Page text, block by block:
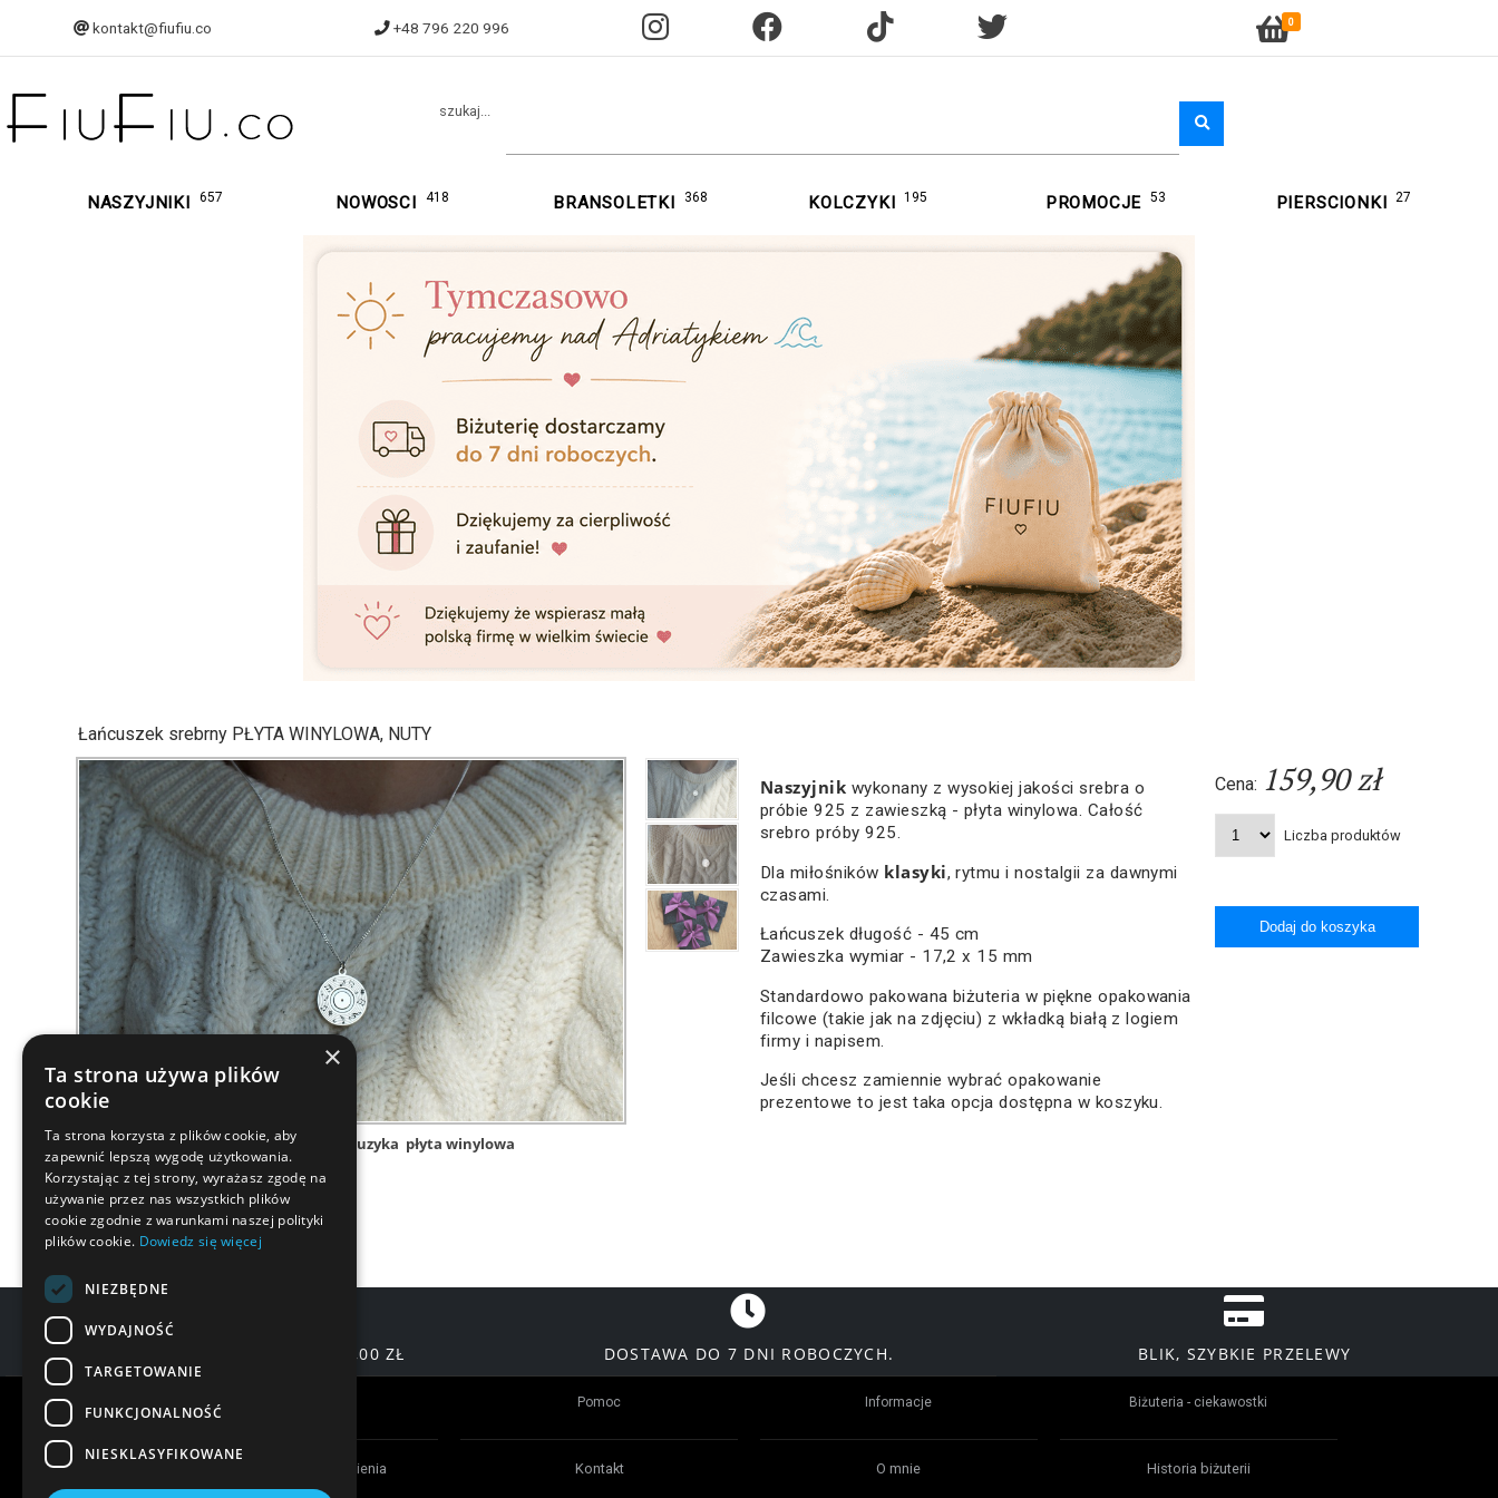
kontakt@fiufiu.co +48 796 220 996 0
szukaj...
NASZYJNIKI 657 NOWOSCI 418 BRANSOLETKI 368 KOLCZYKI 195 PROMOCJE 53 PIERSCIONKI 27
Łańcuszek srebrny PŁYTA WINYLOWA, NUTY
łańcuszek naszyjnik muzyka płyta winylowa
Naszyjnik wykonany z wysokiej jakości srebra o
próbie 925 z zawieszką - płyta winylowa. Całość
srebro próby 925.
Dla miłośników klasyki, rytmu i nostalgii za dawnymi
czasami.
Łańcuszek długość - 45 cm
Zawieszka wymiar - 17,2 x 15 mm
Standardowo pakowana biżuteria w piękne opakowania
filcowe (takie jak na zdjęciu) z wkładką białą z logiem
firmy i napisem.
Jeśli chcesz zamiennie wybrać opakowanie
prezentowe to jest taka opcja dostępna w koszyku.
Cena: 159,90 zł
Liczba produktów
DARMOWA DOSTAWA OD 200,00 ZŁ DOSTAWA DO 7 DNI ROBOCZYCH. BLIK, SZYBKIE PRZELEWY
Czas realizacji zamówienia
Pomoc
Kontakt
Informacje
O mnie
Biżuteria - ciekawostki
Historia biżuterii
×
Ta strona używa plików
cookie
Ta strona korzysta z plików cookie, aby
zapewnić lepszą wygodę użytkowania.
Korzystając z tej strony, wyrażasz zgodę na
używanie przez nas wszystkich plików
cookie zgodnie z warunkami naszej polityki
plików cookie. Dowiedz się więcej
NIEZBĘDNE
WYDAJNOŚĆ
TARGETOWANIE
FUNKCJONALNOŚĆ
NIESKLASYFIKOWANE